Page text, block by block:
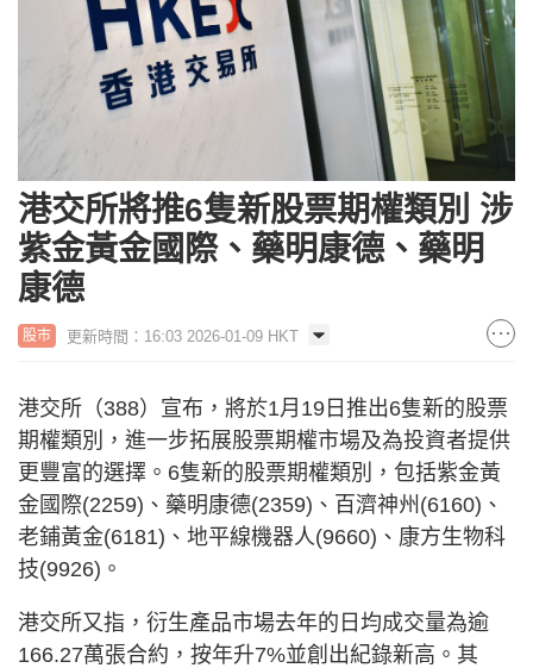
港交所將推6隻新股票期權類別 涉
紫金黃金國際、藥明康德、藥明
康德
股市 更新時間：16:03 2026-01-09 HKT
港交所（388）宣布，將於1月19日推出6隻新的股票
期權類別，進一步拓展股票期權市場及為投資者提供
更豐富的選擇。6隻新的股票期權類別，包括紫金黃
金國際(2259)、藥明康德(2359)、百濟神州(6160)、
老鋪黃金(6181)、地平線機器人(9660)、康方生物科
技(9926)。
港交所又指，衍生產品市場去年的日均成交量為逾
166.27萬張合約，按年升7%並創出紀錄新高。其